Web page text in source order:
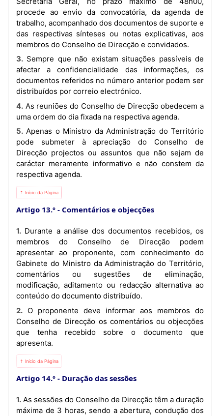
procede ao envio da convocatória, da agenda de
trabalho, acompanhado dos documentos de suporte e
das respectivas sínteses ou notas explicativas, aos
membros do Conselho de Direcção e convidados.
3. Sempre que não existam situações passíveis de
afectar a confidencialidade das informações, os
documentos referidos no número anterior podem ser
distribuídos por correio electrónico.
4. As reuniões do Conselho de Direcção obedecem a
uma ordem do dia fixada na respectiva agenda.
5. Apenas o Ministro da Administração do Território
pode submeter à apreciação do Conselho de
Direcção projectos ou assuntos que não sejam de
carácter meramente informativo e não constem da
respectiva agenda.
⇡ Início da Página
Artigo 13.º Comentários e objecções
1. Durante a análise dos documentos recebidos, os
membros do Conselho de Direcção podem
apresentar ao proponente, com conhecimento do
Gabinete do Ministro da Administração do Território,
comentários ou sugestões de eliminação,
modificação, aditamento ou redacção alternativa ao
conteúdo do documento distribuído.
2. O proponente deve informar aos membros do
Conselho de Direcção os comentários ou objecções
que tenha recebido sobre o documento que
apresenta.
⇡ Início da Página
Artigo 14.º Duração das sessões
1. As sessões do Conselho de Direcção têm a duração
máxima de 3 horas, sendo a abertura, condução dos